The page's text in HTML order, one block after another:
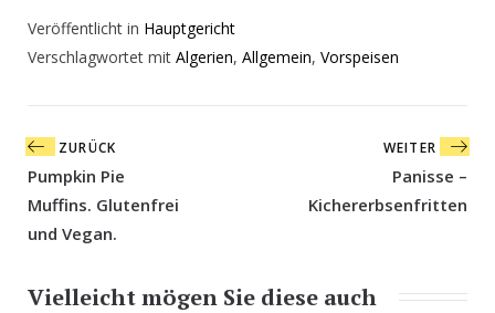
Veröffentlicht in Hauptgericht
Verschlagwortet mit Algerien, Allgemein, Vorspeisen
Beitragsnavigation
ZURÜCK
Pumpkin Pie
Muffins. Glutenfrei
und Vegan.
WEITER
Panisse –
Kichererbsenfritten
Vielleicht mögen Sie diese auch